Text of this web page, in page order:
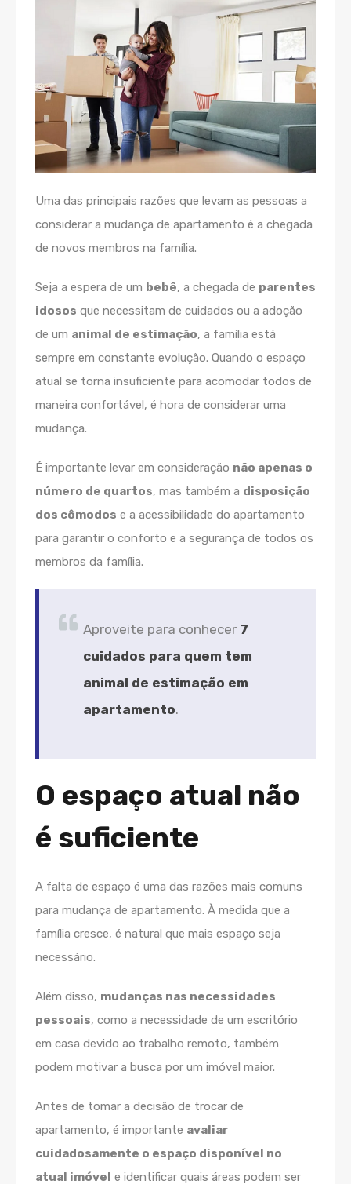
Uma das principais razões que levam as pessoas a
considerar a mudança de apartamento é a chegada
de novos membros na família.
Seja a espera de um bebê, a chegada de parentes
idosos que necessitam de cuidados ou a adoção
de um animal de estimação, a família está
sempre em constante evolução. Quando o espaço
atual se torna insuficiente para acomodar todos de
maneira confortável, é hora de considerar uma
mudança.
É importante levar em consideração não apenas o
número de quartos, mas também a disposição
dos cômodos e a acessibilidade do apartamento
para garantir o conforto e a segurança de todos os
membros da família.
Aproveite para conhecer 7
cuidados para quem tem
animal de estimação em
apartamento.
O espaço atual não
é suficiente
A falta de espaço é uma das razões mais comuns
para mudança de apartamento. À medida que a
família cresce, é natural que mais espaço seja
necessário.
Além disso, mudanças nas necessidades
pessoais, como a necessidade de um escritório
em casa devido ao trabalho remoto, também
podem motivar a busca por um imóvel maior.
Antes de tomar a decisão de trocar de
apartamento, é importante avaliar
cuidadosamente o espaço disponível no
atual imóvel e identificar quais áreas podem ser